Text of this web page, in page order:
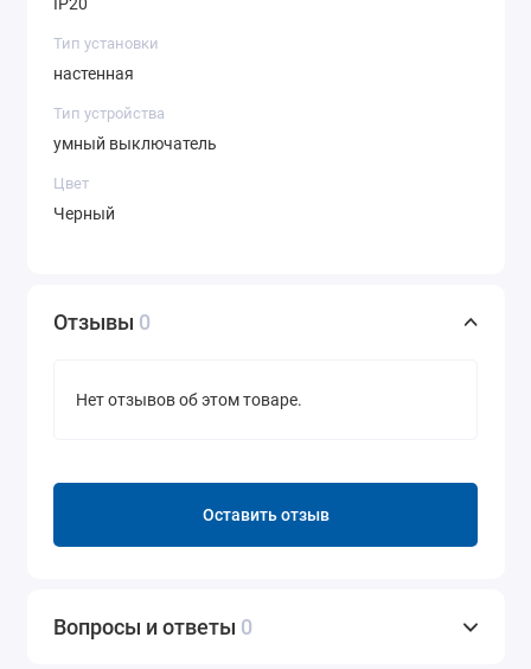
Тип установки
настенная
Тип устройства
умный выключатель
Цвет
Черный
Отзывы 0
Нет отзывов об этом товаре.
Оставить отзыв
Вопросы и ответы 0